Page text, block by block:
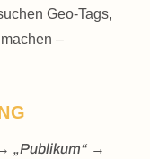
Geo-Tags,
–
„Publikum“ →